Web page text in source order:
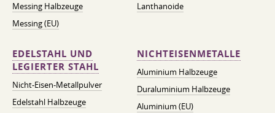
Messing Halbzeuge
Messing (EU)
Lanthanoide
EDELSTAHL UND
LEGIERTER STAHL
Nicht-Eisen-Metallpulver
Edelstahl Halbzeuge
NICHTEISENMETALLE
Aluminium Halbzeuge
Duraluminium Halbzeuge
Aluminium (EU)